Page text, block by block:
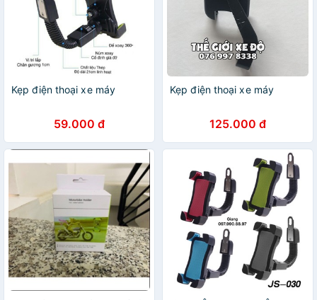
Kẹp điện thoại xe máy
59.000 đ
Kẹp điện thoại xe máy
125.000 đ